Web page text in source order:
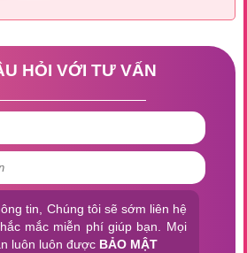
HỎI VỚI TƯ VẤN
tin, Chúng tôi sẽ sớm liên hệ
mắc miễn phí giúp bạn. Mọi
luôn luôn được BẢO MẬT